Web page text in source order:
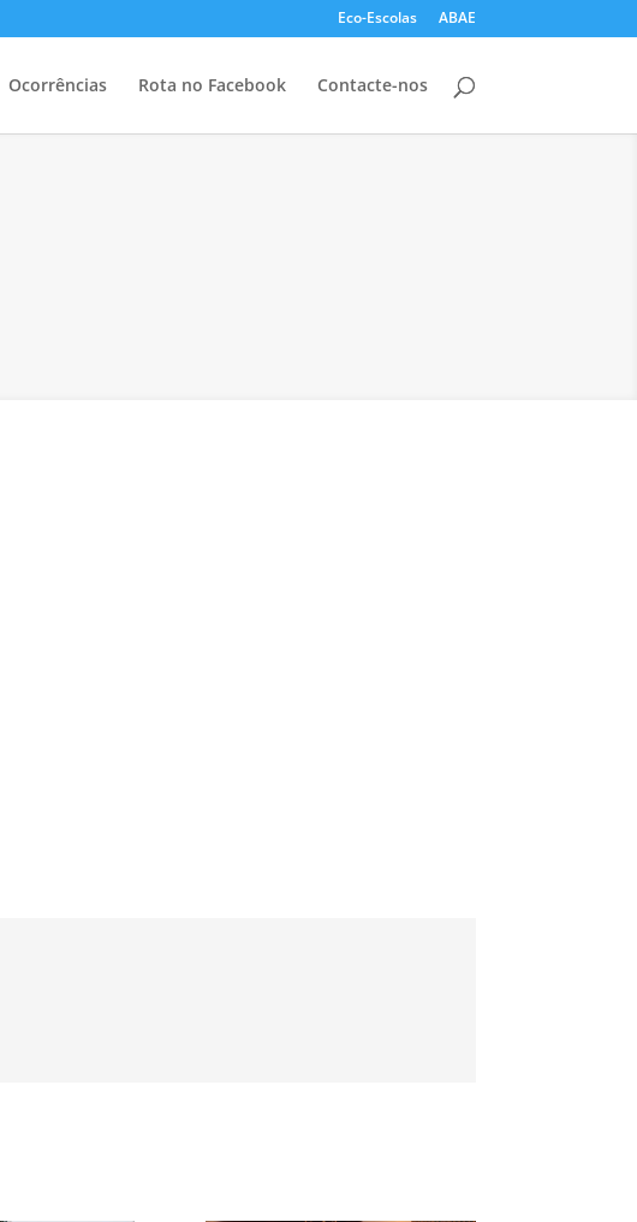
Eco-Escolas ABAE
Ocorrências Rota no Facebook Contacte-nos